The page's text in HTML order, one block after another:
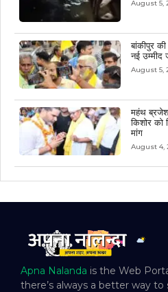
August 5,
बांकीपुर
नई उम्मीद
August 5,
महंथ ब्रजेश
किशोर को
मांग
August 4,
Apna Nalanda is the Web
there’s always a better way